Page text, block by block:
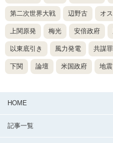
第二次世界大戦 辺野古 オ
上関原発 梅光 安倍政府
以東底引き 風力発電 共謀罪
下関 論壇 米国政府 地震
HOME
記事一覧